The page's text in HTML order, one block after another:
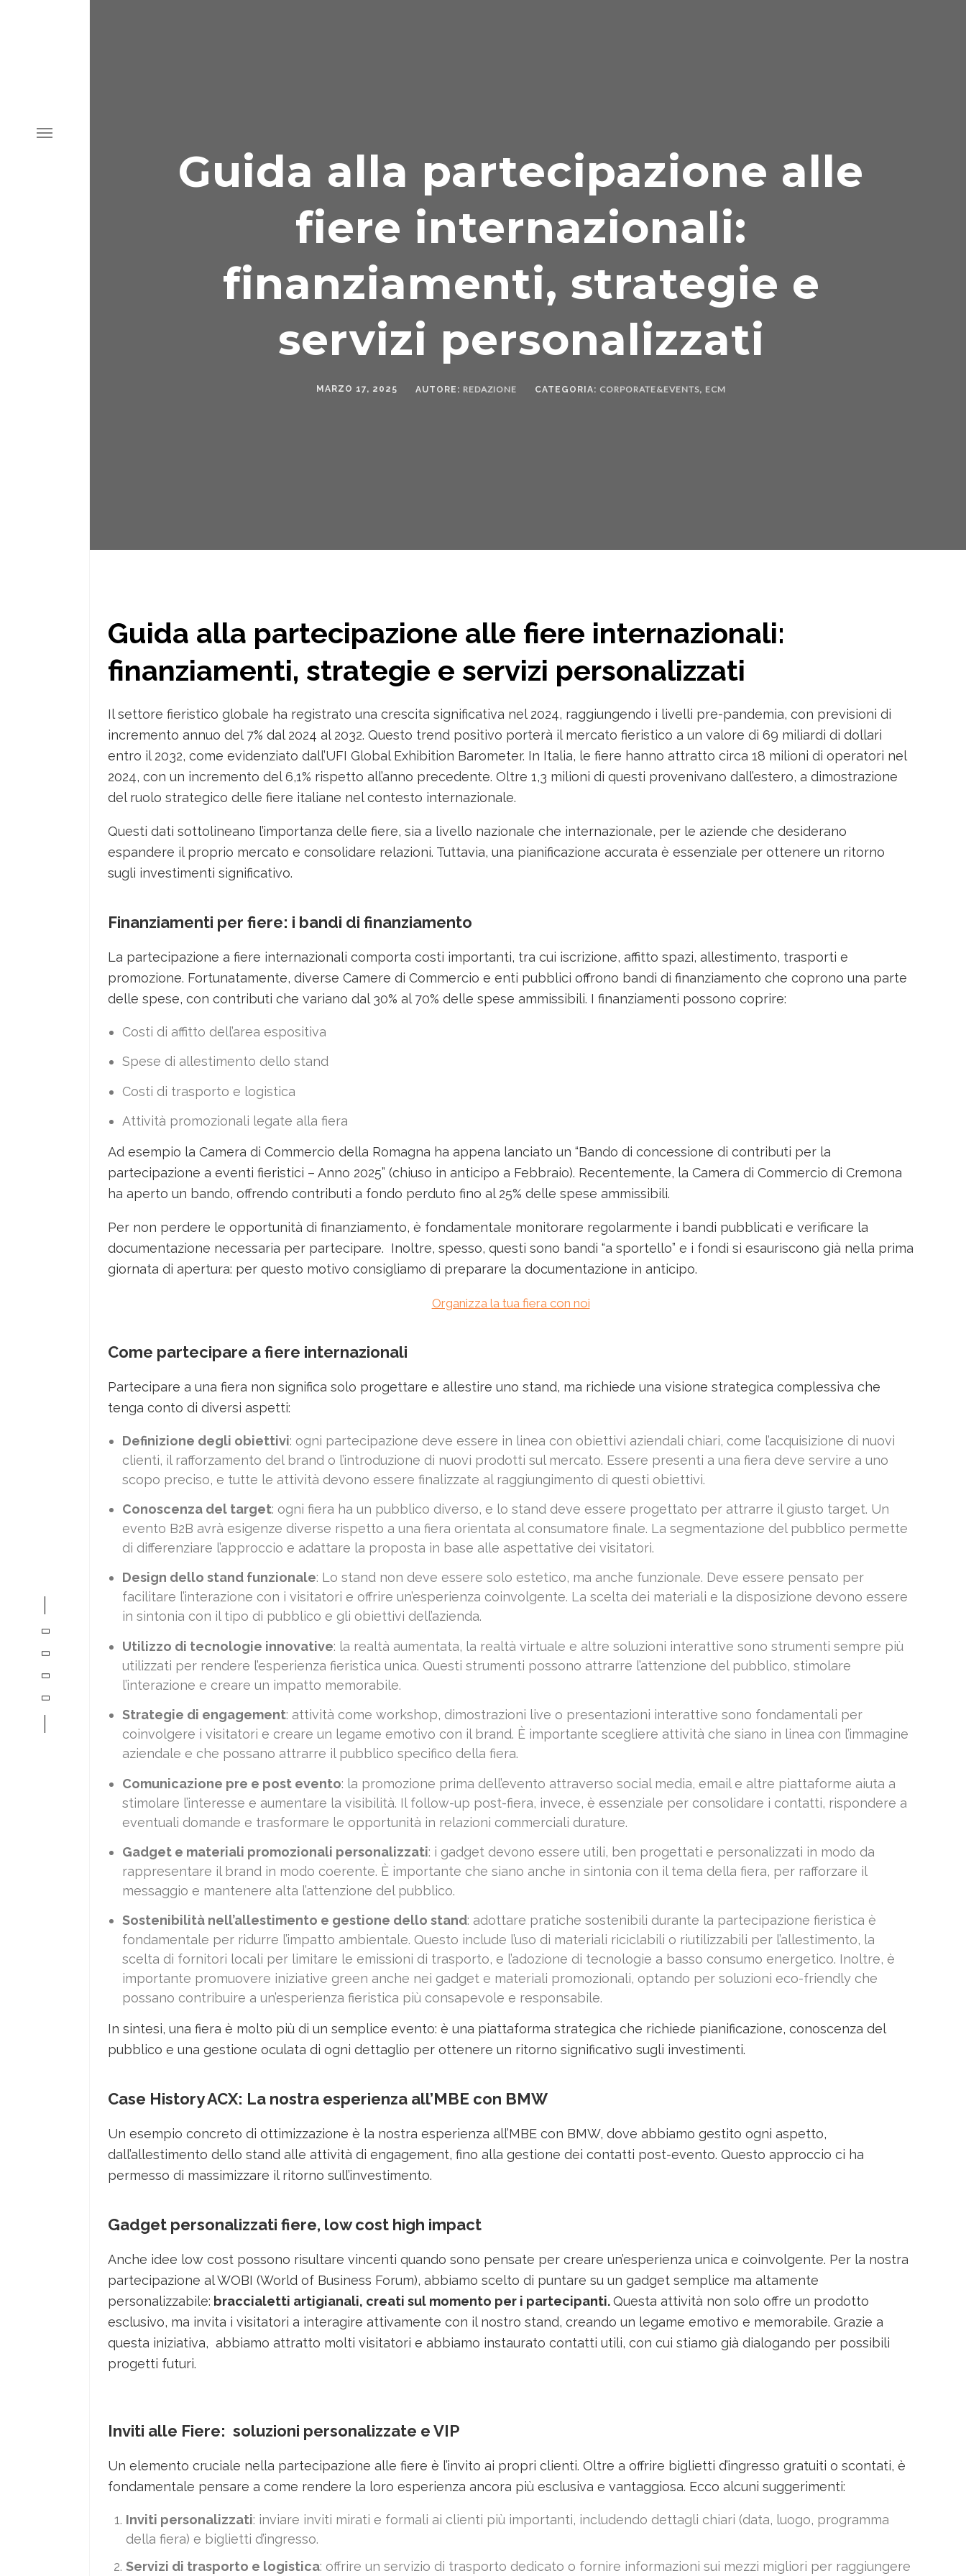
Guida alla partecipazione alle
fiere internazionali:
finanziamenti, strategie e
servizi personalizzati
MARZO 17, 2025 AUTORE: REDAZIONE CATEGORIA: CORPORATE&EVENTS, ECM
Guida alla partecipazione alle fiere internazionali:
finanziamenti, strategie e servizi personalizzati
Il settore fieristico globale ha registrato una crescita significativa nel 2024, raggiungendo i livelli pre-pandemia, con previsioni di
incremento annuo del 7% dal 2024 al 2032. Questo trend positivo porterà il mercato fieristico a un valore di 69 miliardi di dollari
entro il 2032, come evidenziato dall’UFI Global Exhibition Barometer. In Italia, le fiere hanno attratto circa 18 milioni di operatori nel
2024, con un incremento del 6,1% rispetto all’anno precedente. Oltre 1,3 milioni di questi provenivano dall’estero, a dimostrazione
del ruolo strategico delle fiere italiane nel contesto internazionale.
Questi dati sottolineano l’importanza delle fiere, sia a livello nazionale che internazionale, per le aziende che desiderano
espandere il proprio mercato e consolidare relazioni. Tuttavia, una pianificazione accurata è essenziale per ottenere un ritorno
sugli investimenti significativo.
Finanziamenti per fiere: i bandi di finanziamento
La partecipazione a fiere internazionali comporta costi importanti, tra cui iscrizione, affitto spazi, allestimento, trasporti e
promozione. Fortunatamente, diverse Camere di Commercio e enti pubblici offrono bandi di finanziamento che coprono una parte
delle spese, con contributi che variano dal 30% al 70% delle spese ammissibili. I finanziamenti possono coprire:
Costi di affitto dell’area espositiva
Spese di allestimento dello stand
Costi di trasporto e logistica
Attività promozionali legate alla fiera
Ad esempio la Camera di Commercio della Romagna ha appena lanciato un “Bando di concessione di contributi per la
partecipazione a eventi fieristici – Anno 2025” (chiuso in anticipo a Febbraio). Recentemente, la Camera di Commercio di Cremona
ha aperto un bando, offrendo contributi a fondo perduto fino al 25% delle spese ammissibili.
Per non perdere le opportunità di finanziamento, è fondamentale monitorare regolarmente i bandi pubblicati e verificare la
documentazione necessaria per partecipare. Inoltre, spesso, questi sono bandi “a sportello” e i fondi si esauriscono già nella prima
giornata di apertura: per questo motivo consigliamo di preparare la documentazione in anticipo.
Organizza la tua fiera con noi
Come partecipare a fiere internazionali
Partecipare a una fiera non significa solo progettare e allestire uno stand, ma richiede una visione strategica complessiva che
tenga conto di diversi aspetti:
Definizione degli obiettivi: ogni partecipazione deve essere in linea con obiettivi aziendali chiari, come l’acquisizione di nuovi
clienti, il rafforzamento del brand o l’introduzione di nuovi prodotti sul mercato. Essere presenti a una fiera deve servire a uno
scopo preciso, e tutte le attività devono essere finalizzate al raggiungimento di questi obiettivi.
Conoscenza del target: ogni fiera ha un pubblico diverso, e lo stand deve essere progettato per attrarre il giusto target. Un
evento B2B avrà esigenze diverse rispetto a una fiera orientata al consumatore finale. La segmentazione del pubblico permette
di differenziare l’approccio e adattare la proposta in base alle aspettative dei visitatori.
Design dello stand funzionale: Lo stand non deve essere solo estetico, ma anche funzionale. Deve essere pensato per
facilitare l’interazione con i visitatori e offrire un’esperienza coinvolgente. La scelta dei materiali e la disposizione devono essere
in sintonia con il tipo di pubblico e gli obiettivi dell’azienda.
Utilizzo di tecnologie innovative: la realtà aumentata, la realtà virtuale e altre soluzioni interattive sono strumenti sempre più
utilizzati per rendere l’esperienza fieristica unica. Questi strumenti possono attrarre l’attenzione del pubblico, stimolare
l’interazione e creare un impatto memorabile.
Strategie di engagement: attività come workshop, dimostrazioni live o presentazioni interattive sono fondamentali per
coinvolgere i visitatori e creare un legame emotivo con il brand. È importante scegliere attività che siano in linea con l’immagine
aziendale e che possano attrarre il pubblico specifico della fiera.
Comunicazione pre e post evento: la promozione prima dell’evento attraverso social media, email e altre piattaforme aiuta a
stimolare l’interesse e aumentare la visibilità. Il follow-up post-fiera, invece, è essenziale per consolidare i contatti, rispondere a
eventuali domande e trasformare le opportunità in relazioni commerciali durature.
Gadget e materiali promozionali personalizzati: i gadget devono essere utili, ben progettati e personalizzati in modo da
rappresentare il brand in modo coerente. È importante che siano anche in sintonia con il tema della fiera, per rafforzare il
messaggio e mantenere alta l’attenzione del pubblico.
Sostenibilità nell’allestimento e gestione dello stand: adottare pratiche sostenibili durante la partecipazione fieristica è
fondamentale per ridurre l’impatto ambientale. Questo include l’uso di materiali riciclabili o riutilizzabili per l’allestimento, la
scelta di fornitori locali per limitare le emissioni di trasporto, e l’adozione di tecnologie a basso consumo energetico. Inoltre, è
importante promuovere iniziative green anche nei gadget e materiali promozionali, optando per soluzioni eco-friendly che
possano contribuire a un’esperienza fieristica più consapevole e responsabile.
In sintesi, una fiera è molto più di un semplice evento: è una piattaforma strategica che richiede pianificazione, conoscenza del
pubblico e una gestione oculata di ogni dettaglio per ottenere un ritorno significativo sugli investimenti.
Case History ACX: La nostra esperienza all’MBE con BMW
Un esempio concreto di ottimizzazione è la nostra esperienza all’MBE con BMW, dove abbiamo gestito ogni aspetto,
dall’allestimento dello stand alle attività di engagement, fino alla gestione dei contatti post-evento. Questo approccio ci ha
permesso di massimizzare il ritorno sull’investimento.
Gadget personalizzati fiere, low cost high impact
Anche idee low cost possono risultare vincenti quando sono pensate per creare un’esperienza unica e coinvolgente. Per la nostra
partecipazione al WOBI (World of Business Forum), abbiamo scelto di puntare su un gadget semplice ma altamente
personalizzabile: braccialetti artigianali, creati sul momento per i partecipanti.Questa attività non solo offre un prodotto
esclusivo, ma invita i visitatori a interagire attivamente con il nostro stand, creando un legame emotivo e memorabile. Grazie a
questa iniziativa, abbiamo attratto molti visitatori e abbiamo instaurato contatti utili, con cui stiamo già dialogando per possibili
progetti futuri.
Inviti alle Fiere: soluzioni personalizzate e VIP
Un elemento cruciale nella partecipazione alle fiere è l’invito ai propri clienti. Oltre a offrire biglietti d’ingresso gratuiti o scontati, è
fondamentale pensare a come rendere la loro esperienza ancora più esclusiva e vantaggiosa. Ecco alcuni suggerimenti:
Inviti personalizzati: inviare inviti mirati e formali ai clienti più importanti, includendo dettagli chiari (data, luogo, programma
della fiera) e biglietti d’ingresso.
Servizi di trasporto e logistica: offrire un servizio di trasporto dedicato o fornire informazioni sui mezzi migliori per raggiungere